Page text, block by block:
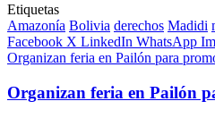
Etiquetas
Amazonía Bolivia derechos Madidi
Facebook X LinkedIn WhatsApp
Organizan feria en Pailón para
Organizan feria en Pailón